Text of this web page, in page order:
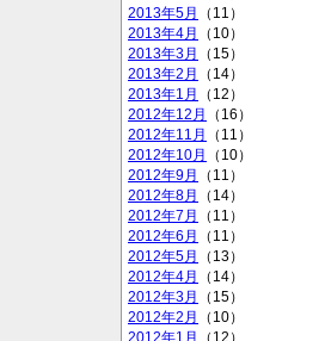
2013年5月
（11）
2013年4月
（10）
2013年3月
（15）
2013年2月
（14）
2013年1月
（12）
2012年12月
（16）
2012年11月
（11）
2012年10月
（10）
2012年9月
（11）
2012年8月
（14）
2012年7月
（11）
2012年6月
（11）
2012年5月
（13）
2012年4月
（14）
2012年3月
（15）
2012年2月
（10）
2012年1月
（12）